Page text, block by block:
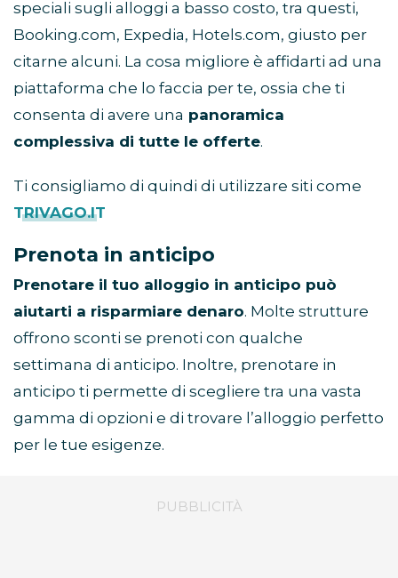
speciali sugli alloggi a basso costo, tra questi,
Booking.com, Expedia, Hotels.com, giusto per
citarne alcuni. La cosa migliore è affidarti ad una
piattaforma che lo faccia per te, ossia che ti
consenta di avere una panoramica
complessiva di tutte le offerte.
Ti consigliamo di quindi di utilizzare siti come
TRIVAGO.IT
Prenota in anticipo
Prenotare il tuo alloggio in anticipo può
aiutarti a risparmiare denaro. Molte strutture
offrono sconti se prenoti con qualche
settimana di anticipo. Inoltre, prenotare in
anticipo ti permette di scegliere tra una vasta
gamma di opzioni e di trovare l’alloggio perfetto
per le tue esigenze.